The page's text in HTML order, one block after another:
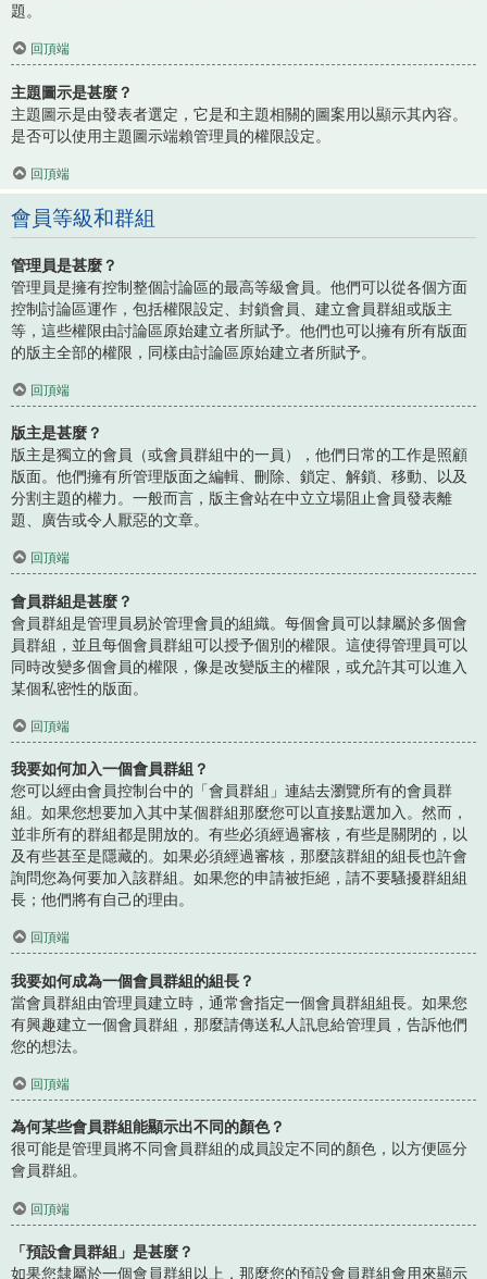
題。
回頂端
主題圖示是甚麼？
主題圖示是由發表者選定，它是和主題相關的圖案用以顯示其內容。
是否可以使用主題圖示端賴管理員的權限設定。
回頂端
會員等級和群組
管理員是甚麼？
管理員是擁有控制整個討論區的最高等級會員。他們可以從各個方面
控制討論區運作，包括權限設定、封鎖會員、建立會員群組或版主
等，這些權限由討論區原始建立者所賦予。他們也可以擁有所有版面
的版主全部的權限，同樣由討論區原始建立者所賦予。
回頂端
版主是甚麼？
版主是獨立的會員（或會員群組中的一員），他們日常的工作是照顧
版面。他們擁有所管理版面之編輯、刪除、鎖定、解鎖、移動、以及
分割主題的權力。一般而言，版主會站在中立立場阻止會員發表離
題、廣告或令人厭惡的文章。
回頂端
會員群組是甚麼？
會員群組是管理員易於管理會員的組織。每個會員可以隸屬於多個會
員群組，並且每個會員群組可以授予個別的權限。這使得管理員可以
同時改變多個會員的權限，像是改變版主的權限，或允許其可以進入
某個私密性的版面。
回頂端
我要如何加入一個會員群組？
您可以經由會員控制台中的「會員群組」連結去瀏覽所有的會員群
組。如果您想要加入其中某個群組那麼您可以直接點選加入。然而，
並非所有的群組都是開放的。有些必須經過審核，有些是關閉的，以
及有些甚至是隱藏的。如果必須經過審核，那麼該群組的組長也許會
詢問您為何要加入該群組。如果您的申請被拒絕，請不要騷擾群組組
長；他們將有自己的理由。
回頂端
我要如何成為一個會員群組的組長？
當會員群組由管理員建立時，通常會指定一個會員群組組長。如果您
有興趣建立一個會員群組，那麼請傳送私人訊息給管理員，告訴他們
您的想法。
回頂端
為何某些會員群組能顯示出不同的顏色？
很可能是管理員將不同會員群組的成員設定不同的顏色，以方便區分
會員群組。
回頂端
「預設會員群組」是甚麼？
如果您隸屬於一個會員群組以上，那麼您的預設會員群組會用來顯示